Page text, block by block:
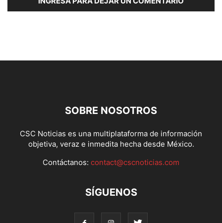
SOBRE NOSOTROS
CSC Noticias es una multiplataforma de información
objetiva, veraz e inmedita hecha desde México.
Contáctanos: contact@cscnoticias.com
SÍGUENOS